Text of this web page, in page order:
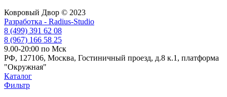
Ковровый Двор © 2023
Разработка - Radius-Studio
8 (499) 391 62 08
8 (967) 166 58 25
9.00-20:00 по Мск
РФ, 127106, Москва, Гостиничный проезд, д.8 к.1, платформа
"Окружная"
Каталог
Фильтр